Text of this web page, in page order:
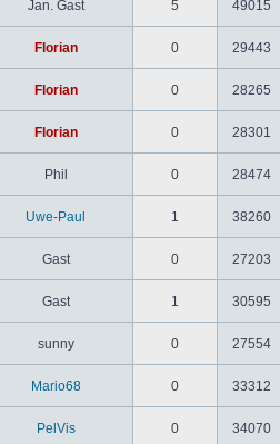
Jan. Gast 5 49015
Florian 0 29443
Florian 0 28265
Florian 0 28301
Phil 0 28474
Uwe-Paul 1 38260
Gast 0 27203
Gast 1 30595
sunny 0 27554
Mario68 0 33312
PelVis 0 34070